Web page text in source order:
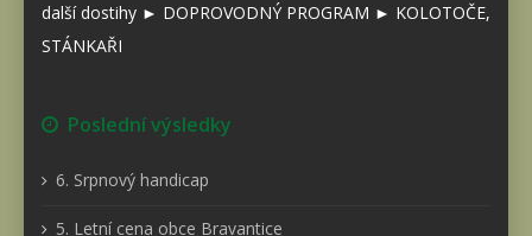
další dostihy ► DOPROVODNÝ PROGRAM ► KOLOTOČE,
STÁNKAŘI
Poslední výsledky
6. Srpnový handicap
5. Letní cena obce Bravantice